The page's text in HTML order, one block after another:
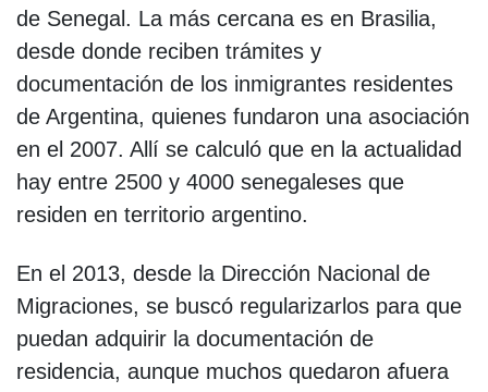
de Senegal. La más cercana es en Brasilia,
desde donde reciben trámites y
documentación de los inmigrantes residentes
de Argentina, quienes fundaron una asociación
en el 2007. Allí se calculó que en la actualidad
hay entre 2500 y 4000 senegaleses que
residen en territorio argentino.
En el 2013, desde la Dirección Nacional de
Migraciones, se buscó regularizarlos para que
puedan adquirir la documentación de
residencia, aunque muchos quedaron afuera